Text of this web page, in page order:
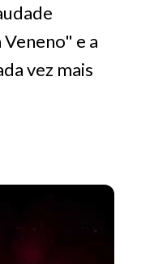
e a
vez mais